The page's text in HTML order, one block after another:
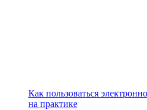
Как пользоваться
на практике